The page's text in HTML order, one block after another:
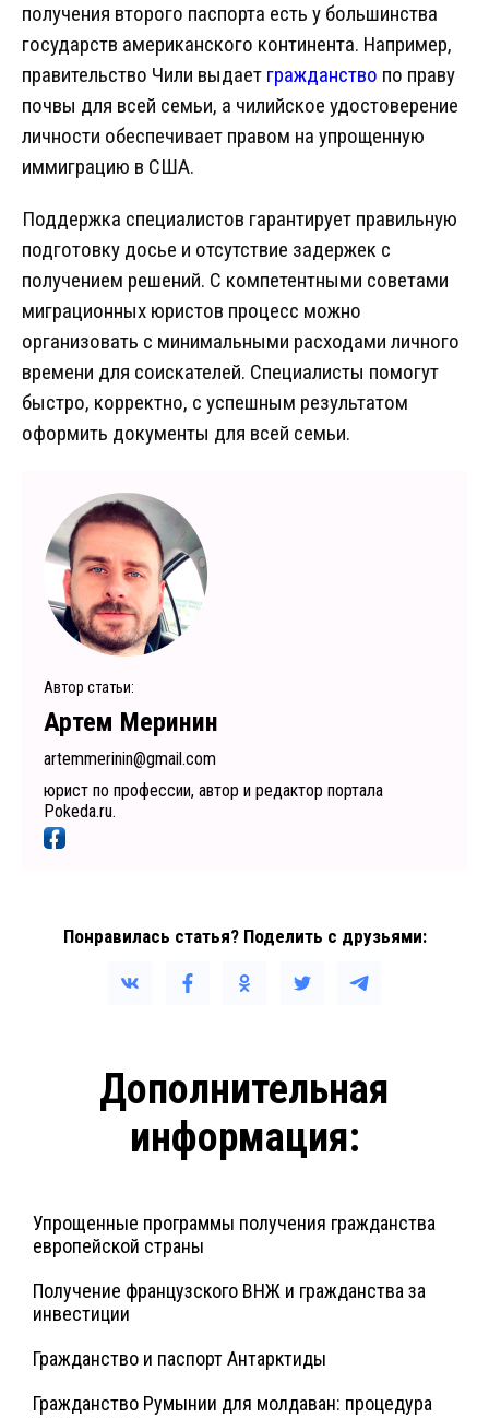
получения второго паспорта есть у большинства
государств американского континента. Например,
правительство Чили выдает гражданство по праву
почвы для всей семьи, а чилийское удостоверение
личности обеспечивает правом на упрощенную
иммиграцию в США.
Поддержка специалистов гарантирует правильную
подготовку досье и отсутствие задержек с
получением решений. С компетентными советами
миграционных юристов процесс можно
организовать с минимальными расходами личного
времени для соискателей. Специалисты помогут
быстро, корректно, с успешным результатом
оформить документы для всей семьи.
Автор статьи:
Артем Меринин
artemmerinin@gmail.com
юрист по профессии, автор и редактор портала
Pokeda.ru.
Понравилась статья? Поделить с друзьями:
Дополнительная
информация:
Упрощенные программы получения гражданства
европейской страны
Получение французского ВНЖ и гражданства за
инвестиции
Гражданство и паспорт Антарктиды
Гражданство Румынии для молдаван: процедура